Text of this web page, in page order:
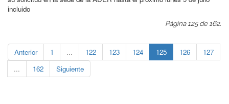
incluido
Página 125 de 162.
Anterior 1 ... 122 123 124 125 126
127
...
162 Siguiente